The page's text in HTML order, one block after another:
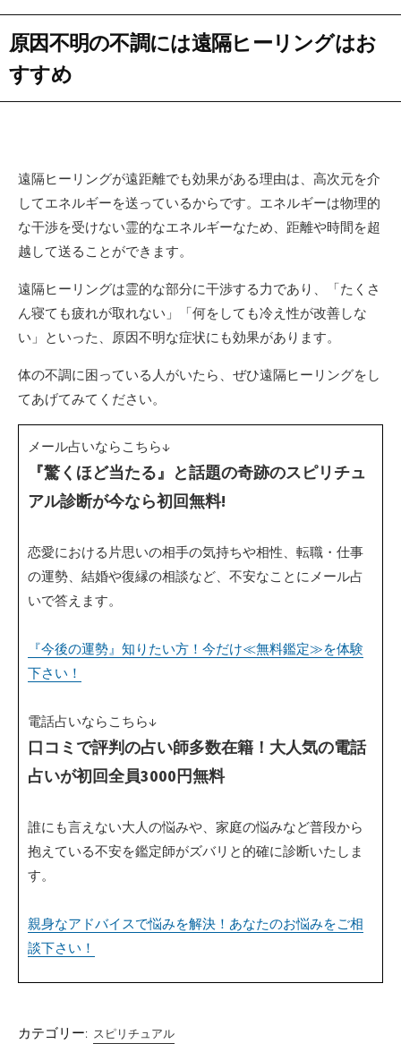
原因不明の不調には遠隔ヒーリングはお
すすめ
遠隔ヒーリングが遠距離でも効果がある理由は、高次元を介
してエネルギーを送っているからです。エネルギーは物理的
な干渉を受けない霊的なエネルギーなため、距離や時間を超
越して送ることができます。
遠隔ヒーリングは霊的な部分に干渉する力であり、「たくさ
ん寝ても疲れが取れない」「何をしても冷え性が改善しな
い」といった、原因不明な症状にも効果があります。
体の不調に困っている人がいたら、ぜひ遠隔ヒーリングをし
てあげてみてください。
メール占いならこちら↓
『驚くほど当たる』と話題の奇跡のスピリチュ
アル診断が今なら初回無料!
恋愛における片思いの相手の気持ちや相性、転職・仕事
の運勢、結婚や復縁の相談など、不安なことにメール占
いで答えます。
『今後の運勢』知りたい方！今だけ≪無料鑑定≫を体験
下さい！
電話占いならこちら↓
口コミで評判の占い師多数在籍！大人気の電話
占いが初回全員3000円無料
誰にも言えない大人の悩みや、家庭の悩みなど普段から
抱えている不安を鑑定師がズバリと的確に診断いたしま
す。
親身なアドバイスで悩みを解決！あなたのお悩みをご相
談下さい！
カテゴリー: スピリチュアル